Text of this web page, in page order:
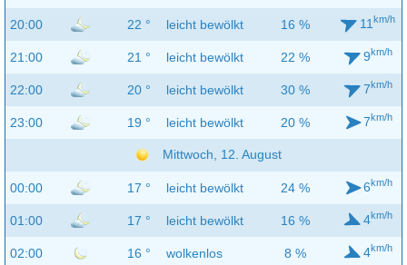
20:00 22 ° leicht bewölkt 16 % 11 km/h
21:00 21 ° leicht bewölkt 22 % 9km/h
22:00 20 ° leicht bewölkt 30 % 7km/h
23:00 19 ° leicht bewölkt 20 % 7km/h
Mittwoch, 12. August
00:00 17 ° leicht bewölkt 24 % 6km/h
01:00 17 ° leicht bewölkt 16 % 4km/h
02:00 16 ° wolkenlos 8 % 4km/h